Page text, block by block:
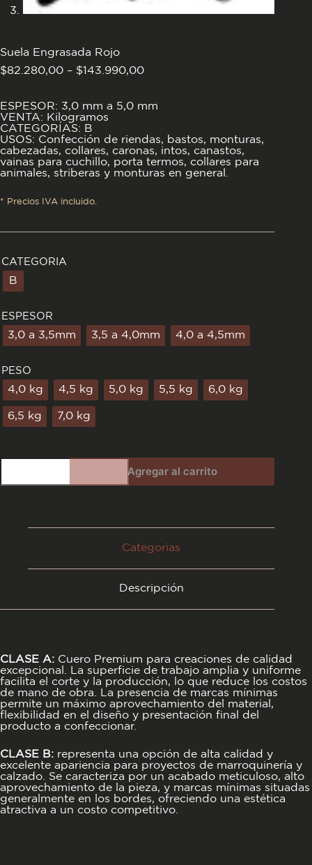
Suela Engrasada Rojo
$82.280,00 – $143.990,00Rango
desde
$143.990,00
ESPESOR: 3,0 mm a 5,0 mm
VENTA: Kilogramos
CATEGORÍAS: B
USOS: Confección de riendas, bastos, monturas,
cabezadas, collares, caronas, intos, canastos,
vainas para cuchillo, porta termos, collares para
animales, striberas y monturas en general.
* Precios IVA incluido.
CATEGORIA
B
ESPESOR
3,0 a 3,5mm 3,5 a 4,0mm 4,0 a 4,5mm
PESO
4,0 kg 4,5 kg 5,0 kg 5,5 kg 6,0 kg
6,5 kg 7,0 kg
Suela
Agregar al carrito
Categorias
Descripción
CLASE A: Cuero Premium para creaciones de calidad
excepcional. La superficie de trabajo amplia y uniforme
facilita el corte y la producción, lo que reduce los costos
de mano de obra. La presencia de marcas mínimas
permite un máximo aprovechamiento del material,
flexibilidad en el diseño y presentación final del
producto a confeccionar.
CLASE B: representa una opción de alta calidad y
excelente apariencia para proyectos de marroquinería y
calzado. Se caracteriza por un acabado meticuloso, alto
aprovechamiento de la pieza, y marcas mínimas situadas
generalmente en los bordes, ofreciendo una estética
atractiva a un costo competitivo.